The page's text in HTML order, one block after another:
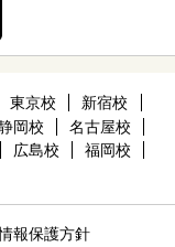
東京校
新宿校
岡校
名古屋校
広島校
福岡校
報保護方針